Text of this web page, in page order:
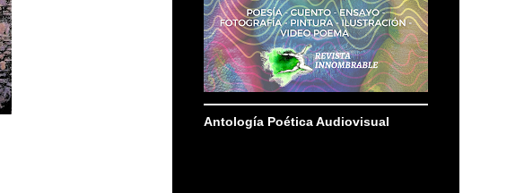
Antología Poética Audiovisual